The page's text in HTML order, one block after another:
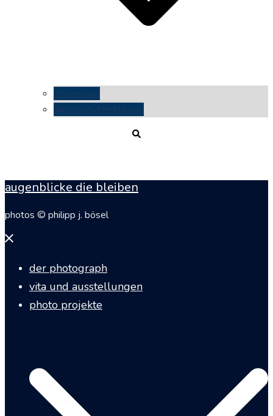
impressum
datenschutzerklärung
augenblicke die bleiben
photos © philipp j. bösel
Menü
der photograph
vita und ausstellungen
photo projekte